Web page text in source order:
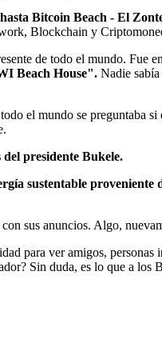
Bitcoin Beach - El
Blockchain y
de todo el mundo. Fue
Beach House". Nadie
el mundo se preguntaba
presidente Bukele.
sustentable
sus anuncios. Algo,
para ver amigos, personas
Sin duda, es lo que a los